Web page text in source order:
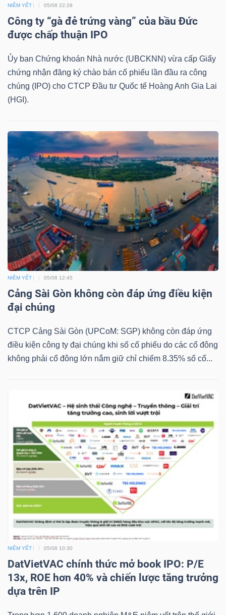
NIÊM YẾT 05/08 22:28
Công ty “gà đẻ trứng vàng” của bầu Đức
được chấp thuận IPO
Ủy ban Chứng khoán Nhà nước (UBCKNN) vừa cấp Giấy
chứng nhận đăng ký chào bán cổ phiếu lần đầu ra công
chúng (IPO) cho CTCP Đầu tư Quốc tế Hoàng Anh Gia Lai
(HGI).
NIÊM YẾT 05/08 12:45
Cảng Sài Gòn không còn đáp ứng điều kiện
đại chúng
CTCP Cảng Sài Gòn (UPCoM: SGP) không còn đáp ứng
điều kiện công ty đại chúng khi số cổ phiếu do các cổ đông
không phải cổ đông lớn nắm giữ chỉ chiếm 8.35% số cổ...
NIÊM YẾT 05/08 10:30
DatVietVAC chính thức mở book IPO: P/E
13x, ROE hơn 40% và chiến lược tăng trưởng
dựa trên IP
CÔNG
DỮ
LIỆU
Ngành
(-)
VS-
SECTOR
LƯỢNG
VẬT
LIỆU
CÔNG
NGHIỆP
TIÊU
DÙNG
KHÔNG